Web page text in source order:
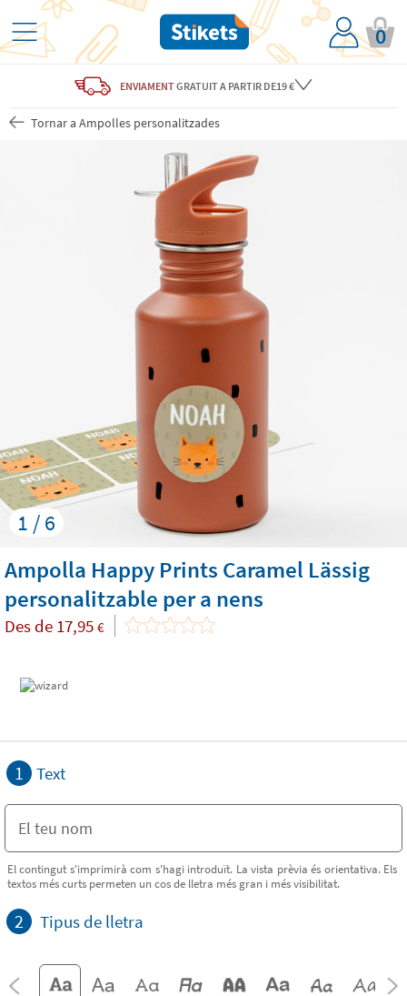
0
ENVIAMENTGRATUITA PARTIR DE19 €
Tornar a Ampolles personalitzades
1 / 6
Ampolla Happy Prints Caramel Lässig
personalitzable per a nens
Des de 17,95 €
1 Text
El contingut s'imprimirà com s'hagi introduït. La vista prèvia és orientativa. Els
textos més curts permeten un cos de lletra més gran i més visibilitat.
2 Tipus de lletra